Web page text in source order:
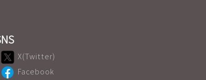
X(Twitter)
Facebook